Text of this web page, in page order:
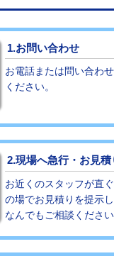
㎝以上）
（厚さ10㎝まで）
（厚さ10㎝超え）
さ10㎝まで）
さ10㎝超え）
までの価格です。
1.お問い合わせ
お電話または問い合わ
ください。
2.現場へ急行・お見積
お近くのスタッフが直
の場でお見積りを提示
なんでもご相談ください